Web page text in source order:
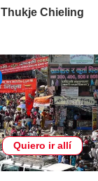
Chieling
Quiero ir allí